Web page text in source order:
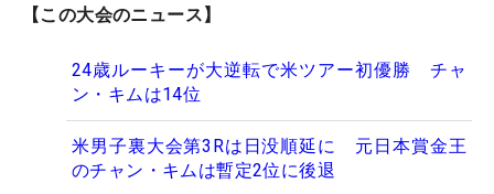
【この大会のニュース】
24歳ルーキーが大逆転で米ツアー初優勝 チャ
ン・キムは14位
米男子裏大会第3Rは日没順延に 元日本賞金王
のチャン・キムは暫定2位に後退